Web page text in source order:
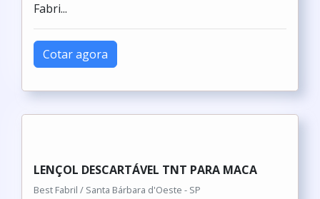
Fabri...
Cotar agora
LENÇOL DESCARTÁVEL TNT PARA MACA
Best Fabril / Santa Bárbara d'Oeste - SP